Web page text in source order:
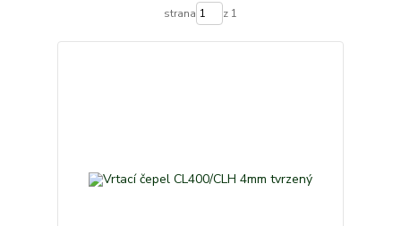
strana z 1